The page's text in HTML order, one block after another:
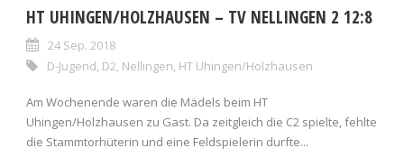
HT UHINGEN/HOLZHAUSEN – TV NELLINGEN 2 12:8
24 Sep. 2018
D-Jugend D2 Nellingen HT Uhingen/Holzhausen
Am Wochenende waren die Mädels beim HT
Uhingen/Holzhausen zu Gast. Da zeitgleich die C2 spielte, fehlte
die Stammtorhüterin und eine Feldspielerin durfte...